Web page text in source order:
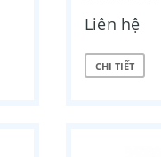
Liên hệ
CHI TIẾT